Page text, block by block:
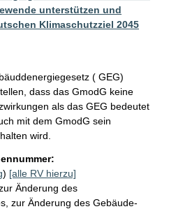
unterstützen und
Klimaschutzziel 2045
( GEG)
dass das GmodG keine
als das GEG bedeutet
mit dem GmodG sein
wird.
) [alle RV hierzu]
Änderung des
zur Änderung des Gebäude-